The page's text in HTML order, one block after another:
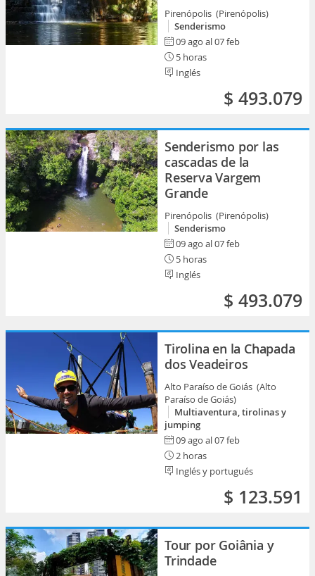
Pirenópolis (Pirenópolis)
Senderismo
09 ago al 07 feb
5 horas
Inglés
$ 493.079
Senderismo por las
cascadas de la
Reserva Vargem
Grande
Pirenópolis (Pirenópolis)
Senderismo
09 ago al 07 feb
5 horas
Inglés
$ 493.079
Tirolina en la Chapada
dos Veadeiros
Alto Paraíso de Goiás (Alto
Paraíso de Goiás)
Multiaventura, tirolinas y
jumping
09 ago al 07 feb
2 horas
Inglés y portugués
$ 123.591
Tour por Goiânia y
Trindade